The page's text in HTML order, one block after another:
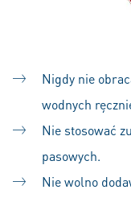
Nigdy nie
wodnych
Nie stosować
pasowych.
Nie wolno